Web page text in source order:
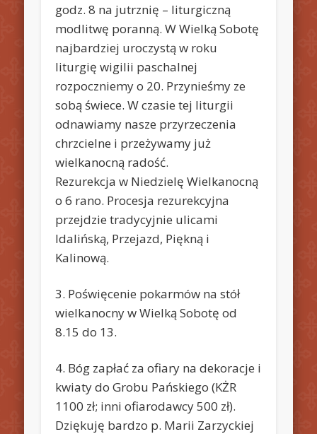
godz. 8 na jutrznię – liturgiczną
modlitwę poranną. W Wielką Sobotę
najbardziej uroczystą w roku
liturgię wigilii paschalnej
rozpoczniemy o 20. Przynieśmy ze
sobą świece. W czasie tej liturgii
odnawiamy nasze przyrzeczenia
chrzcielne i przeżywamy już
wielkanocną radość.
Rezurekcja w Niedzielę Wielkanocną
o 6 rano. Procesja rezurekcyjna
przejdzie tradycyjnie ulicami
Idalińską, Przejazd, Piękną i
Kalinową.
3. Poświęcenie pokarmów na stół
wielkanocny w Wielką Sobotę od
8.15 do 13.
4. Bóg zapłać za ofiary na dekoracje i
kwiaty do Grobu Pańskiego (KŻR
1100 zł; inni ofiarodawcy 500 zł).
Dziękuję bardzo p. Marii Zarzyckiej